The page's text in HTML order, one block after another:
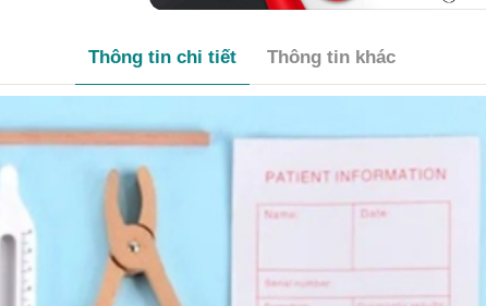
Thông tin chi tiết Thông tin khác